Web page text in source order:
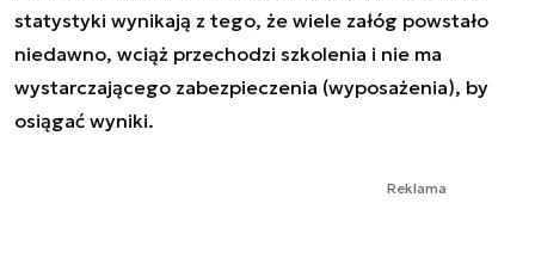
statystyki wynikają z tego, że wiele załóg powstało
niedawno, wciąż przechodzi szkolenia i nie ma
wystarczającego zabezpieczenia (wyposażenia), by
osiągać wyniki.
Reklama